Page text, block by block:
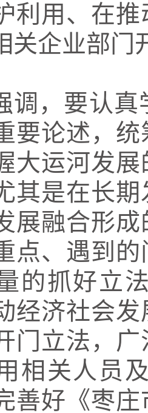
利用、在
关企业部门
调，要认
要论述，
大运河发
其是在长
展融合形
点、遇到
的抓好立
经济社会
门立法，
相关人员
善好《枣